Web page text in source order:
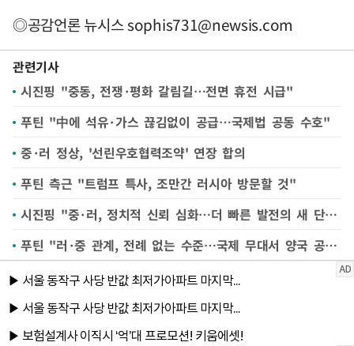
◎공감언론 뉴시스sophis731@newsis.com
관련기사
시진핑 "중동, 전쟁·평화 갈림길…전면 휴전 시급"
푸틴 "中에 석유·가스 끊김없이 공급…국제법 공동 수호"
중·러 정상, '선린우호협력조약' 연장 합의
푸틴 측근 "트럼프 특사, 조만간 러시아 방문할 것"
시진핑 "중·러, 정치적 신뢰 심화…더 빠른 발전의 새 단계로"
푸틴 "러·중 관계, 전례 없는 수준…국제 무대서 양국 공조 필요"